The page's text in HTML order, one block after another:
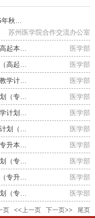
秋季
苏州医学院合作交流办公室
起本--
医学部
高起
医学部
学计划
医学部
（专升
医学部
计划
医学部
划（专
医学部
升本--
医学部
（专升
医学部
专升
医学部
（专升
医学部
页 <<上一页 下一页>> 尾页